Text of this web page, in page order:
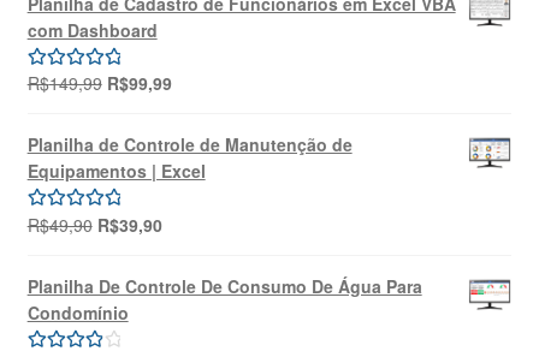
era:
R$69,99.
é:
com Dashboard
Avaliação
R$149,99 O
original
era:
R$149,99.
R$99,99O
atual
é:
R$99,99.
Planilha de Controle de Manutenção de
Equipamentos | Excel
Avaliação
R$49,90 O
original
era:
R$49,90.
R$39,90O
atual
é:
Planilha De Controle De Consumo De Água Para
Condomínio